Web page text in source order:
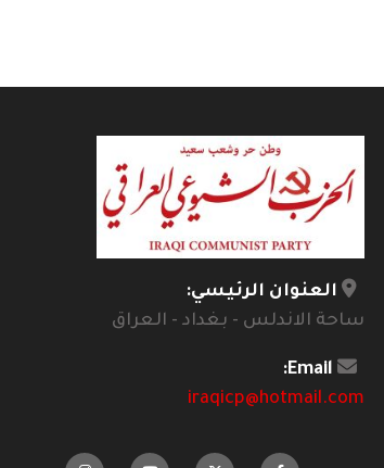
العنوان الرئيسي:
ساحة الاندلس - بغداد - العراق
Email:
iraqicp@hotmail.com